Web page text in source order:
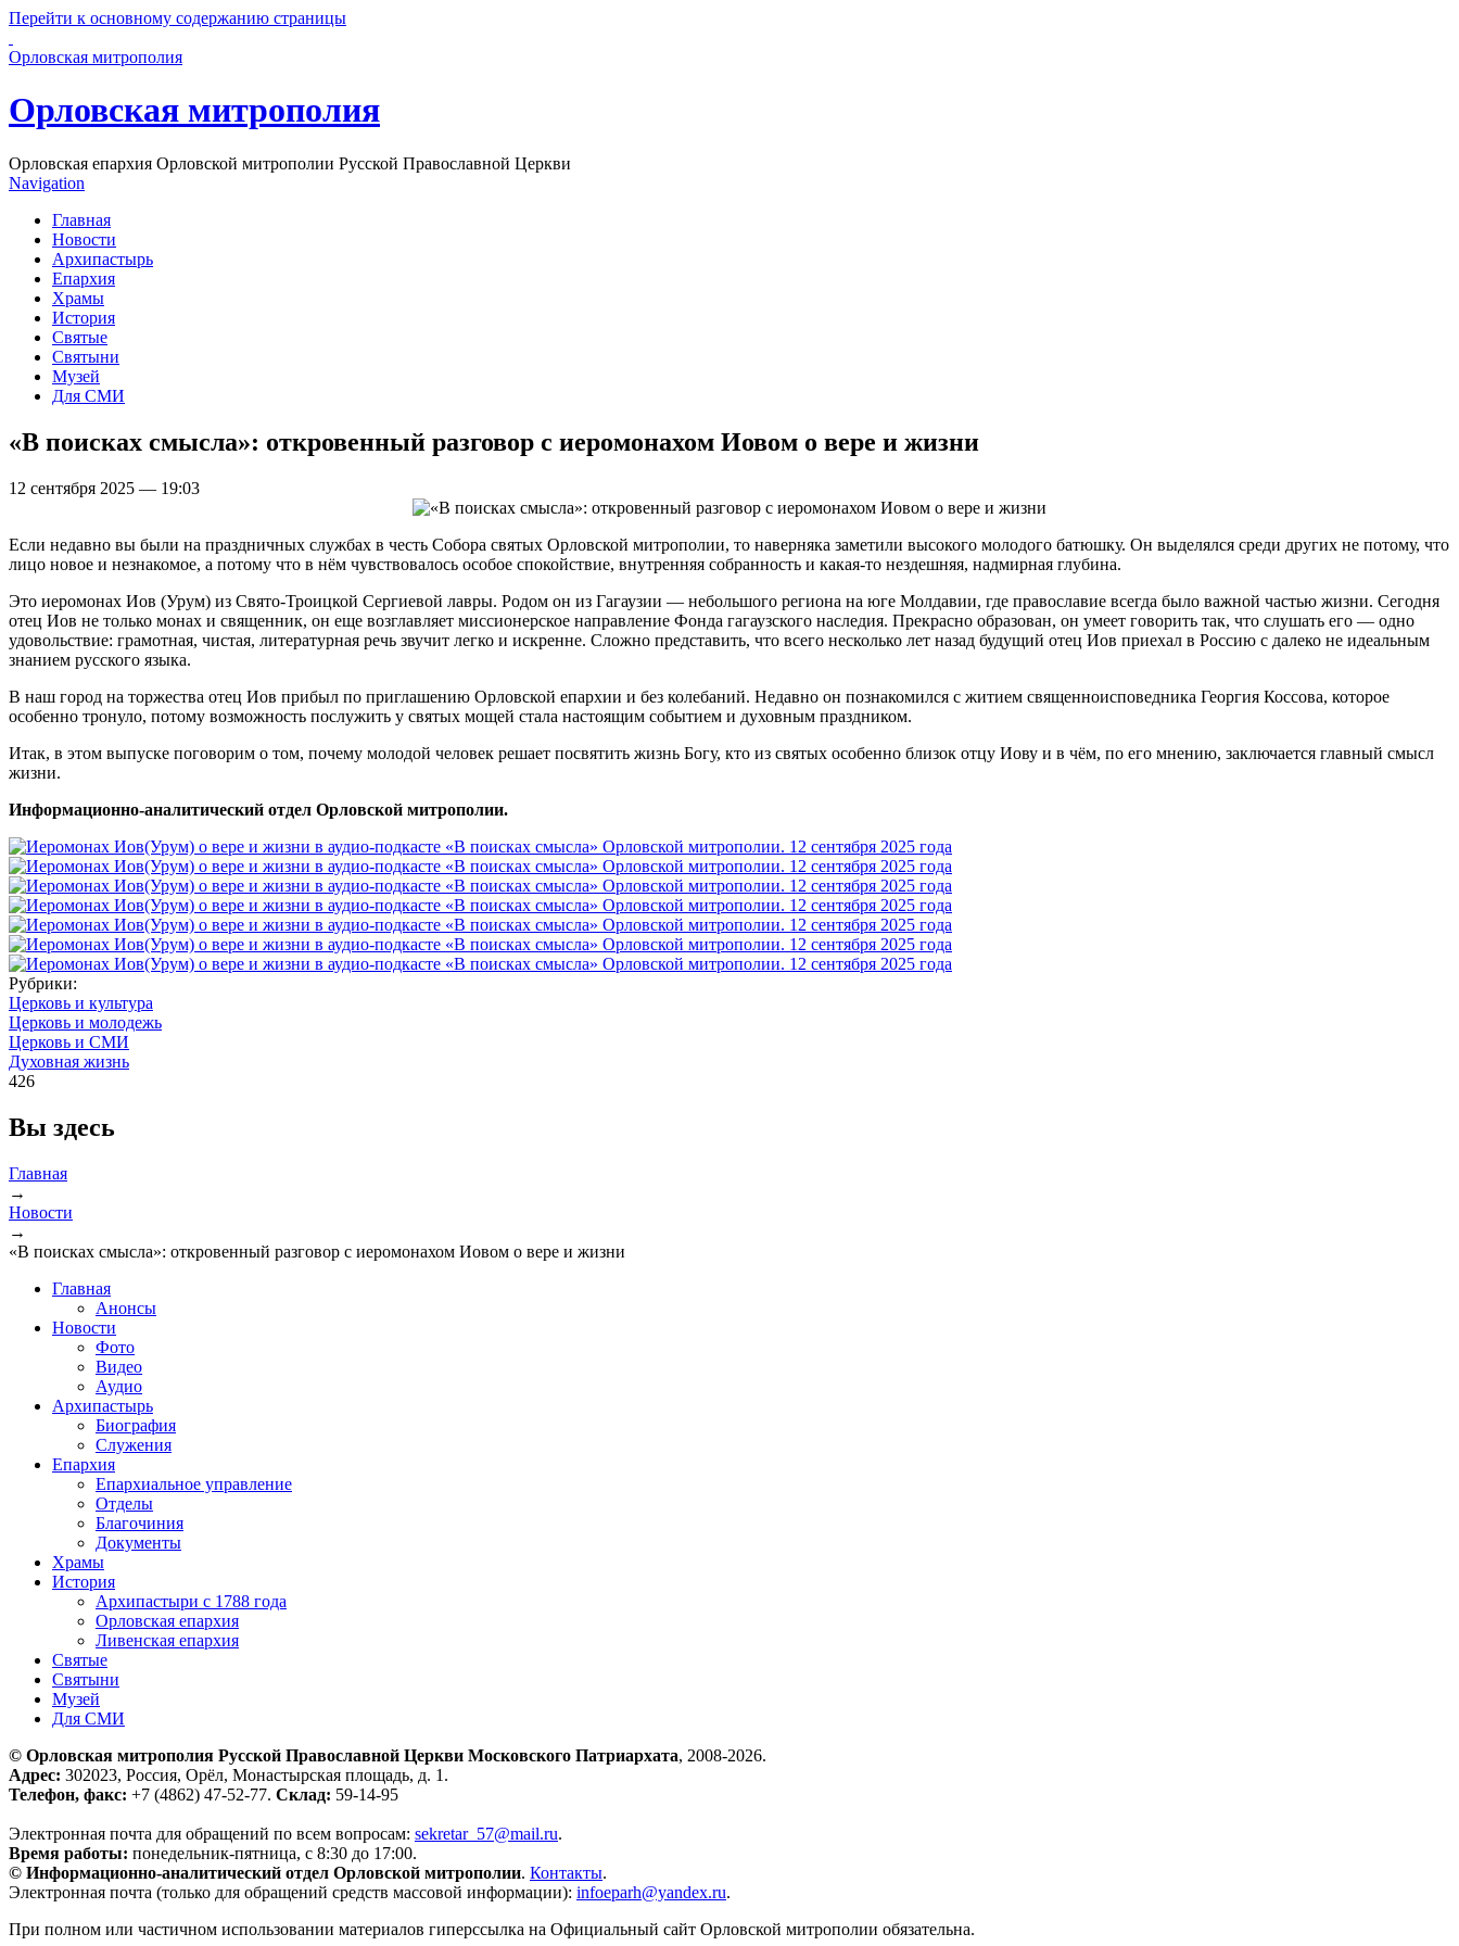
Перейти к основному содержанию страницы
Орловская митрополия
Орловская митрополия
Орловская епархия Орловской митрополии Русской Православной Церкви
Navigation
Главная
Новости
Архипастырь
Епархия
Храмы
История
Святые
Святыни
Музей
Для СМИ
«В поисках смысла»: откровенный разговор с иеромонахом Иовом о вере и жизни
12 сентября 2025 — 19:03
Если недавно вы были на праздничных службах в честь Собора святых Орловской митрополии, то наверняка заметили высокого молодого батюшку. Он выделялся среди других не потому, что
лицо новое и незнакомое, а потому что в нём чувствовалось особое спокойствие, внутренняя собранность и какая-то нездешняя, надмирная глубина.
Это иеромонах Иов (Урум) из Свято-Троицкой Сергиевой лавры. Родом он из Гагаузии — небольшого региона на юге Молдавии, где православие всегда было важной частью жизни. Сегодня
отец Иов не только монах и священник, он еще возглавляет миссионерское направление Фонда гагаузского наследия. Прекрасно образован, он умеет говорить так, что слушать его — одно
удовольствие: грамотная, чистая, литературная речь звучит легко и искренне. Сложно представить, что всего несколько лет назад будущий отец Иов приехал в Россию с далеко не идеальным
знанием русского языка.
В наш город на торжества отец Иов прибыл по приглашению Орловской епархии и без колебаний. Недавно он познакомился с житием священноисповедника Георгия Коссова, которое
особенно тронуло, потому возможность послужить у святых мощей стала настоящим событием и духовным праздником.
Итак, в этом выпуске поговорим о том, почему молодой человек решает посвятить жизнь Богу, кто из святых особенно близок отцу Иову и в чём, по его мнению, заключается главный смысл
жизни.
Информационно-аналитический отдел Орловской митрополии.
Рубрики:
Церковь и культура
Церковь и молодежь
Церковь и СМИ
Духовная жизнь
426
Вы здесь
Главная
→
Новости
→
«В поисках смысла»: откровенный разговор с иеромонахом Иовом о вере и жизни
Главная
Анонсы
Новости
Фото
Видео
Аудио
Архипастырь
Биография
Служения
Епархия
Епархиальное управление
Отделы
Благочиния
Документы
Храмы
История
Архипастыри с 1788 года
Орловская епархия
Ливенская епархия
Святые
Святыни
Музей
Для СМИ
© Орловская митрополия Русской Православной Церкви Московского Патриархата, 2008-2026.
Адрес: 302023, Россия, Орёл, Монастырская площадь, д. 1.
Телефон, факс: +7 (4862) 47-52-77. Склад: 59-14-95
Электронная почта для обращений по всем вопросам: sekretar_57@mail.ru.
Время работы: понедельник-пятница, с 8:30 до 17:00.
© Информационно-аналитический отдел Орловской митрополии. Контакты.
Электронная почта (только для обращений средств массовой информации): infoeparh@yandex.ru.
При полном или частичном использовании материалов гиперссылка на Официальный сайт Орловской митрополии обязательна.